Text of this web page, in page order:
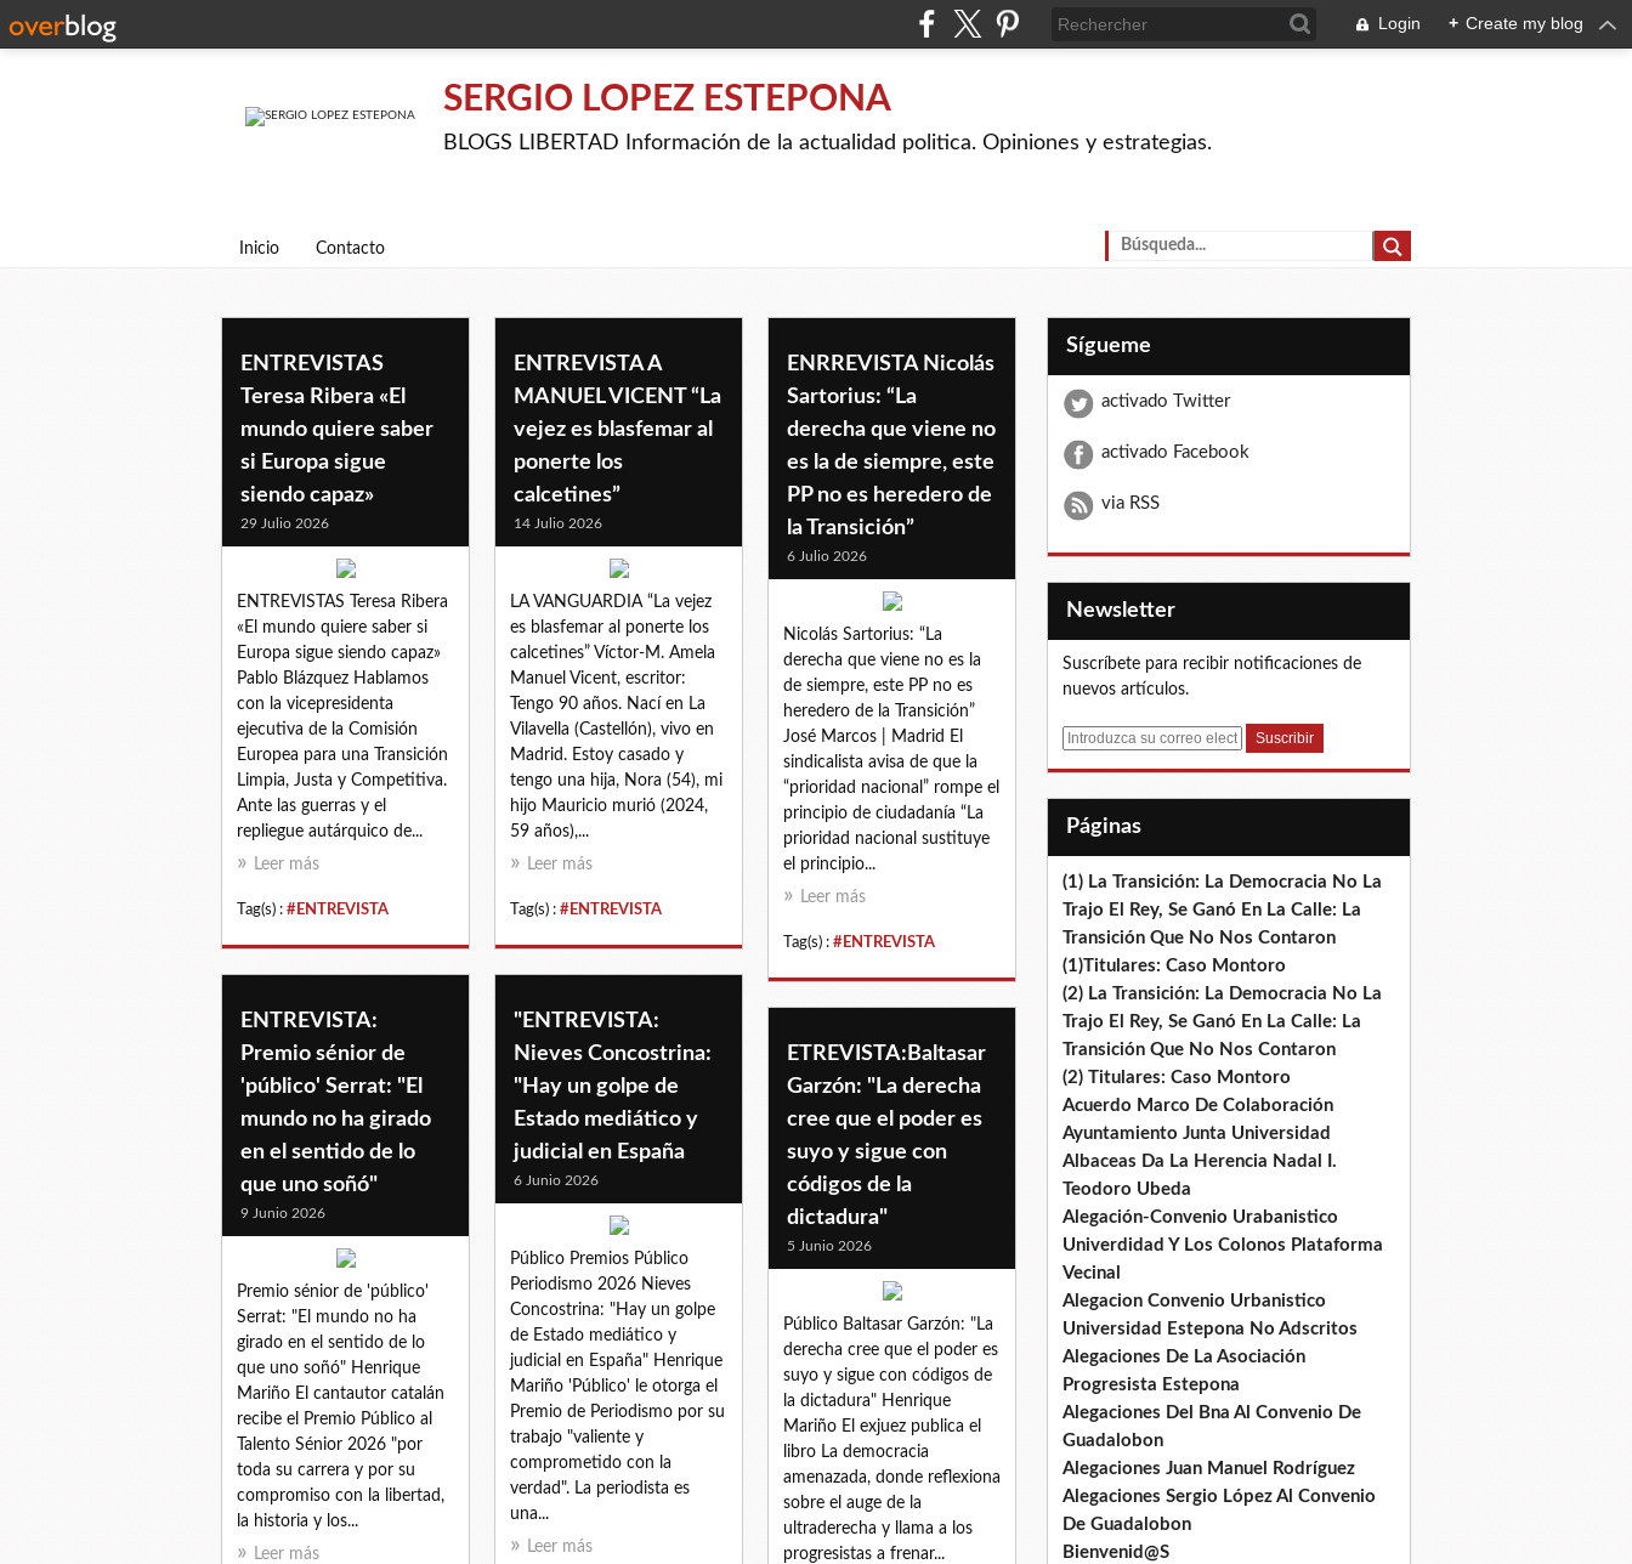
Login + Create my blog
SERGIO LOPEZ ESTEPONA
BLOGS LIBERTAD Información de la actualidad politica. Opiniones y estrategias.
Inicio Contacto
entrevista
ENTREVISTAS
Teresa Ribera «El
mundo quiere saber
si Europa sigue
siendo capaz»
29 Julio 2026
ENTREVISTAS Teresa Ribera
«El mundo quiere saber si
Europa sigue siendo capaz»
Pablo Blázquez Hablamos
con la vicepresidenta
ejecutiva de la Comisión
Europea para una Transición
Limpia, Justa y Competitiva.
Ante las guerras y el
repliegue autárquico de...
Leer más
Tag(s) : #ENTREVISTA
ENTREVISTA A
MANUEL VICENT “La
vejez es blasfemar al
ponerte los
calcetines”
14 Julio 2026
LA VANGUARDIA “La vejez
es blasfemar al ponerte los
calcetines” Víctor-M. Amela
Manuel Vicent, escritor:
Tengo 90 años. Nací en La
Vilavella (Castellón), vivo en
Madrid. Estoy casado y
tengo una hija, Nora (54), mi
hijo Mauricio murió (2024,
59 años),...
Leer más
Tag(s) : #ENTREVISTA
ENRREVISTA Nicolás
Sartorius: “La
derecha que viene no
es la de siempre, este
PP no es heredero de
la Transición”
6 Julio 2026
Nicolás Sartorius: “La
derecha que viene no es la
de siempre, este PP no es
heredero de la Transición”
José Marcos | Madrid El
sindicalista avisa de que la
“prioridad nacional” rompe el
principio de ciudadanía “La
prioridad nacional sustituye
el principio...
Leer más
Tag(s) : #ENTREVISTA
ENTREVISTA:
Premio sénior de
'público' Serrat: "El
mundo no ha girado
en el sentido de lo
que uno soñó"
9 Junio 2026
Premio sénior de 'público'
Serrat: "El mundo no ha
girado en el sentido de lo
que uno soñó" Henrique
Mariño El cantautor catalán
recibe el Premio Público al
Talento Sénior 2026 "por
toda su carrera y por su
compromiso con la libertad,
la historia y los...
Leer más
"ENTREVISTA:
Nieves Concostrina:
"Hay un golpe de
Estado mediático y
judicial en España
6 Junio 2026
Público Premios Público
Periodismo 2026 Nieves
Concostrina: "Hay un golpe
de Estado mediático y
judicial en España" Henrique
Mariño 'Público' le otorga el
Premio de Periodismo por su
trabajo "valiente y
comprometido con la
verdad". La periodista es
una...
Leer más
ETREVISTA:Baltasar
Garzón: "La derecha
cree que el poder es
suyo y sigue con
códigos de la
dictadura"
5 Junio 2026
Público Baltasar Garzón: "La
derecha cree que el poder es
suyo y sigue con códigos de
la dictadura" Henrique
Mariño El exjuez publica el
libro La democracia
amenazada, donde reflexiona
sobre el auge de la
ultraderecha y llama a los
progresistas a frenar...
Sígueme
activado Twitter
activado Facebook
via RSS
Newsletter
Suscríbete para recibir notificaciones de
nuevos artículos.
E
Páginas
(1) La Transición: La Democracia No La
Trajo El Rey, Se Ganó En La Calle: La
Transición Que No Nos Contaron
(1)Titulares: Caso Montoro
(2) La Transición: La Democracia No La
Trajo El Rey, Se Ganó En La Calle: La
Transición Que No Nos Contaron
(2) Titulares: Caso Montoro
Acuerdo Marco De Colaboración
Ayuntamiento Junta Universidad
Albaceas Da La Herencia Nadal I.
Teodoro Ubeda
Alegación-Convenio Urabanistico
Univerdidad Y Los Colonos Plataforma
Vecinal
Alegacion Convenio Urbanistico
Universidad Estepona No Adscritos
Alegaciones De La Asociación
Progresista Estepona
Alegaciones Del Bna Al Convenio De
Guadalobon
Alegaciones Juan Manuel Rodríguez
Alegaciones Sergio López Al Convenio
De Guadalobon
Bienvenid@S